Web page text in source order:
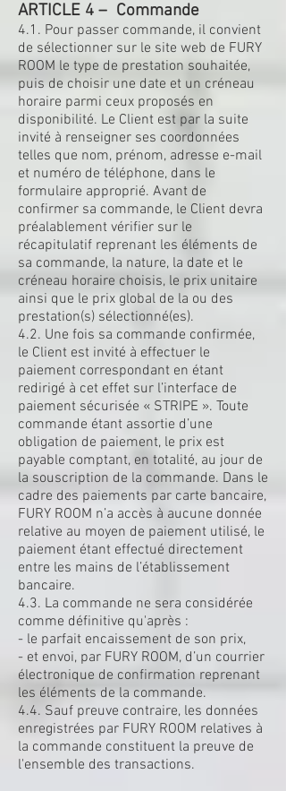
ARTICLE 4 – Commande
4.1. Pour passer commande, il convient
de sélectionner sur le site web de FURY
ROOM le type de prestation souhaitée,
puis de choisir une date et un créneau
horaire parmi ceux proposés en
disponibilité. Le Client est par la suite
invité à renseigner ses coordonnées
telles que nom, prénom, adresse e-mail
et numéro de téléphone, dans le
formulaire approprié. Avant de
confirmer sa commande, le Client devra
préalablement vérifier sur le
récapitulatif reprenant les éléments de
sa commande, la nature, la date et le
créneau horaire choisis, le prix unitaire
ainsi que le prix global de la ou des
prestation(s) sélectionné(es).
4.2. Une fois sa commande confirmée,
le Client est invité à effectuer le
paiement correspondant en étant
redirigé à cet effet sur l’interface de
paiement sécurisée « STRIPE ». Toute
commande étant assortie d’une
obligation de paiement, le prix est
payable comptant, en totalité, au jour de
la souscription de la commande. Dans le
cadre des paiements par carte bancaire,
FURY ROOM n’a accès à aucune donnée
relative au moyen de paiement utilisé, le
paiement étant effectué directement
entre les mains de l’établissement
bancaire.
4.3. La commande ne sera considérée
comme définitive qu'après :
- le parfait encaissement de son prix,
- et envoi, par FURY ROOM, d’un courrier
électronique de confirmation reprenant
les éléments de la commande.
4.4. Sauf preuve contraire, les données
enregistrées par FURY ROOM relatives à
la commande constituent la preuve de
l'ensemble des transactions.